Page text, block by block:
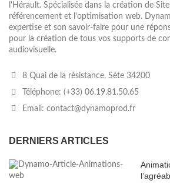
l'Hérault. Spécialisée dans la création de
référencement et l'optimisation web.
expertise et son savoir-faire pour une
pour la création de tous vos supports de
audiovisuelle.
8 Quai de la résistance, Sète 34200
Téléphone: (+33) 06.19.81.50.65
Email: contact@dynamoprod.fr
DERNIERS ARTICLES